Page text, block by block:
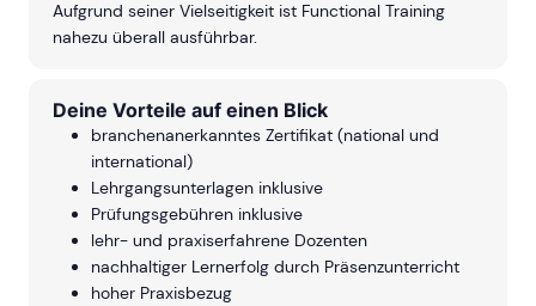
Aufgrund seiner Vielseitigkeit ist Functional Training
nahezu überall ausführbar.
Deine Vorteile auf einen Blick
branchenanerkanntes Zertifikat (national und
international)
Lehrgangsunterlagen inklusive
Prüfungsgebühren inklusive
lehr- und praxiserfahrene Dozenten
nachhaltiger Lernerfolg durch Präsenzunterricht
hoher Praxisbezug